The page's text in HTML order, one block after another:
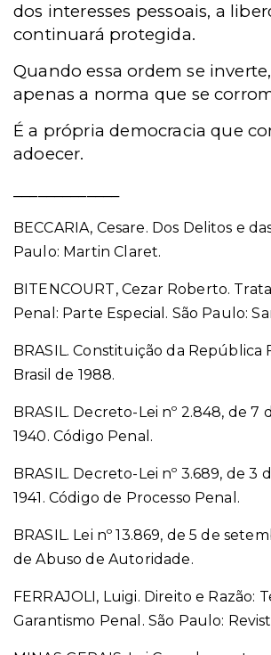
dos interesses pessoais, a
continuará protegida.
Quando essa ordem se
apenas a norma que se
É a própria democracia que
adoecer.
BECCARIA, Cesare. Dos Delitos e
Paulo: Martin Claret.
BITENCOURT, Cezar Roberto.
Penal: Parte Especial. São Paulo:
BRASIL. Constituição da República
Brasil de 1988.
BRASIL. Decreto-Lei nº 2.848, de
1940. Código Penal.
BRASIL. Decreto-Lei nº 3.689, de
1941. Código de Processo Penal.
BRASIL. Lei nº 13.869, de 5 de
de Abuso de Autoridade.
FERRAJOLI, Luigi. Direito e Razão:
Garantismo Penal. São Paulo: